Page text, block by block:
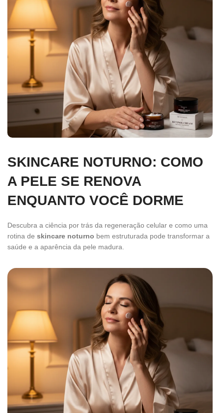
SKINCARE NOTURNO: COMO
A PELE SE RENOVA
ENQUANTO VOCÊ DORME
Descubra a ciência por trás da regeneração celular e como uma
rotina de skincare noturno bem estruturada pode transformar a
saúde e a aparência da pele madura.